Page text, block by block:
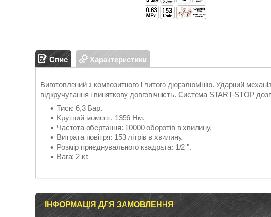
Опис Характеристики
Виготовлений з композитного і литого дюралюмінію. Ударний
відкручування і виняткову довговічність. Система START-STOP
Тиск: 6,3 Бар.
Крутний момент: 1356 Нм.
Частота обертання: 10000 оборотів в хвилину.
Витрата повітря: 153 літрів в хвилину.
Розмір приєднувального квадрата: 1/2 ".
Вага: 2 кг.
ІНФОРМАЦІЯ ДЛЯ ЗАМОВЛЕННЯ